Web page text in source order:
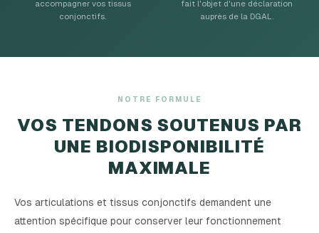
accompagner vos tissus
conjonctifs.
fait l'objet d'une déclaration
auprès de la DGAL.
NOTRE FORMULE
VOS TENDONS SOUTENUS PAR
UNE BIODISPONIBILITÉ
MAXIMALE
Vos articulations et tissus conjonctifs demandent une
attention spécifique pour conserver leur fonctionnement